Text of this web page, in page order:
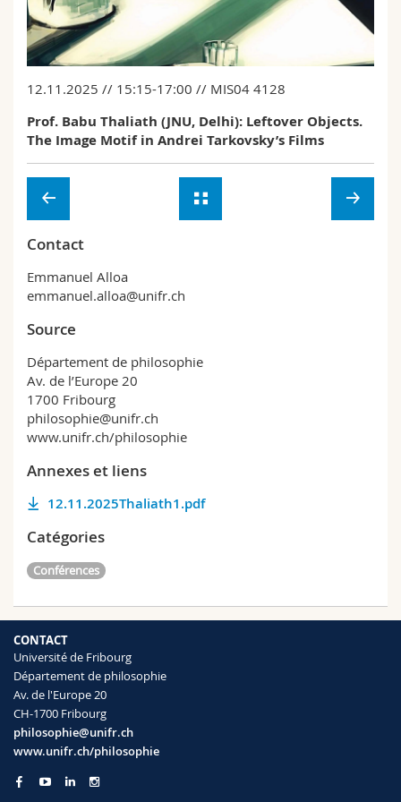
Sciences et médecine
Interfacultaire
Collaborateurs
Doctorants
Webmail
Programme des cours
12.11.2025 // 15:15-17:00 // MIS04 4128
Prof. Babu Thaliath (JNU, Delhi): Leftover Objects.
The Image Motif in Andrei Tarkovsky’s Films
Contact
Emmanuel Alloa
emmanuel.alloa@unifr.ch
Source
Département de philosophie
Av. de l’Europe 20
1700 Fribourg
philosophie@unifr.ch
www.unifr.ch/philosophie
Annexes et liens
12.11.2025Thaliath1.pdf
Catégories
Conférences
CONTACT
Université de Fribourg
Département de philosophie
Av. de l'Europe 20
CH-1700 Fribourg
philosophie@unifr.ch
www.unifr.ch/philosophie